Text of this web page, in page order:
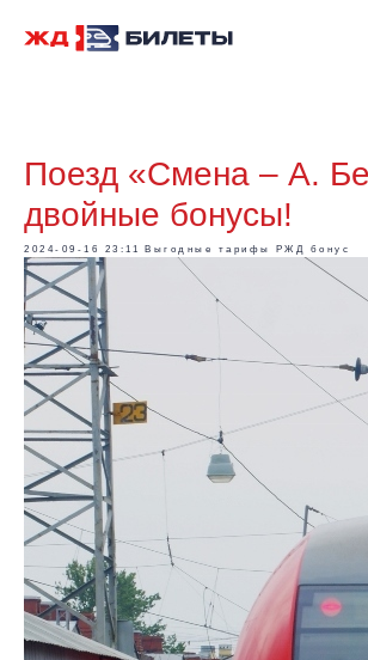
Поезд «Смена – А.
двойные бонусы!
2024-09-16 23:11 Выгодные тарифы РЖД бонус